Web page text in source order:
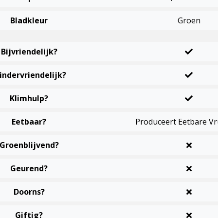
Bladkleur Groen
Bijvriendelijk?
Klimhulp?
Eetbaar? Produceert Eetbare
Geurend?
Doorns?
Giftig?